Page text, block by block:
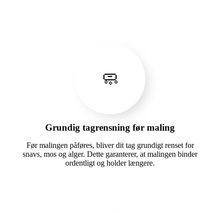
🧼
Grundig tagrensning før maling
Før malingen påføres, bliver dit tag grundigt renset for
snavs, mos og alger. Dette garanterer, at malingen binder
ordentligt og holder længere.